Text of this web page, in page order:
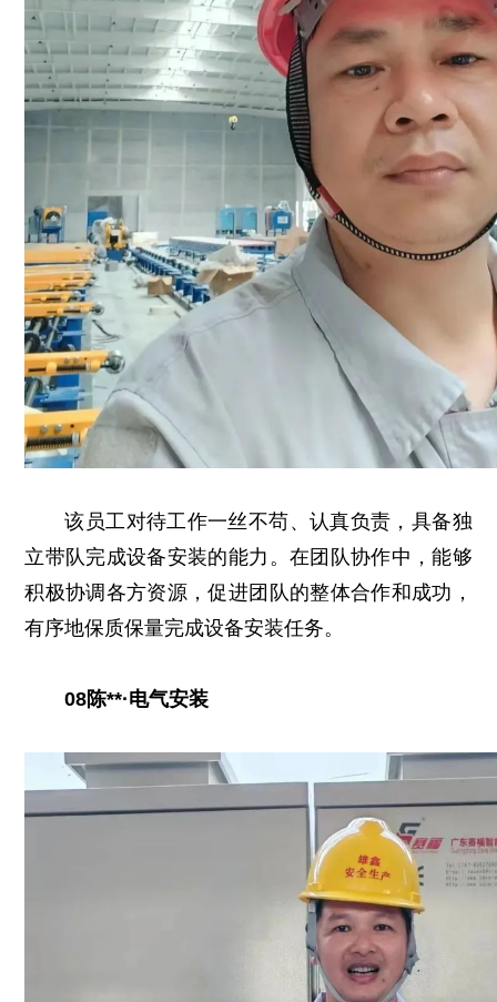
该员工对待工作一丝不苟、认真负责，具备独
立带队完成设备安装的能力。在团队协作中，能够
积极协调各方资源，促进团队的整体合作和成功，
有序地保质保量完成设备安装任务。
08陈**·电气安装